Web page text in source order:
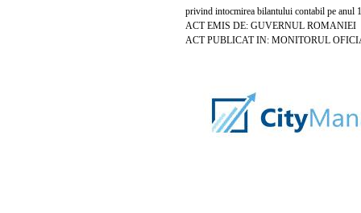
privind intocmirea bilantului contabil pe anul
ACT EMIS DE: GUVERNUL ROMANIEI
ACT PUBLICAT IN: MONITORUL